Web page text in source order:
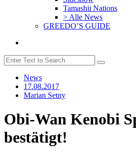
Tamashii Nations
> Alle News
GREEDO’S GUIDE
News
17.08.2017
Marian Setny
Obi-Wan Kenobi
bestätigt!